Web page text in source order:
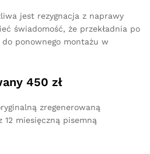
jest rezygnacja z naprawy
świadomość, że przekładnia po
ponownego montażu w
450 zł
zregenerowaną
12 miesięczną pisemną